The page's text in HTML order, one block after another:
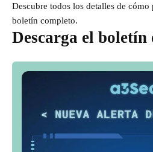
Descubre todos los detalles de cómo
boletín completo.
Descarga el boletín